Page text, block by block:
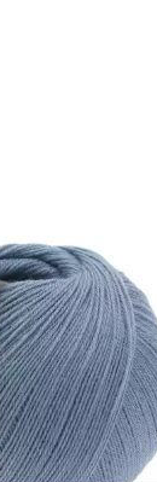
400 m
bei dir
+32